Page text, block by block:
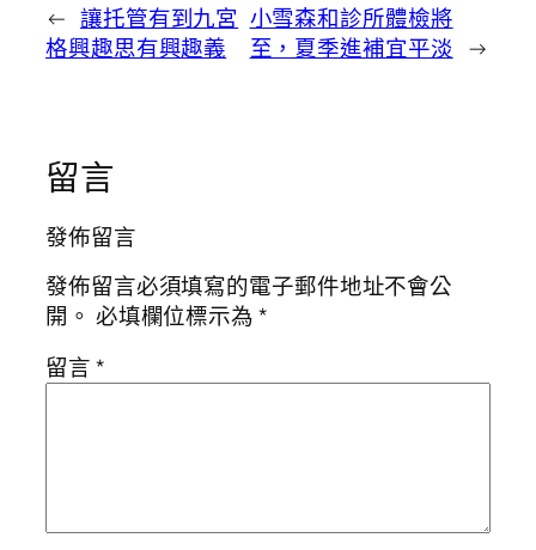
← 讓托管有到九宮
格興趣思有興趣義
小雪森和診所體檢將
至，夏季進補宜平淡 →
留言
發佈留言
發佈留言必須填寫的電子郵件地址不會公
開。 必填欄位標示為*
留言*